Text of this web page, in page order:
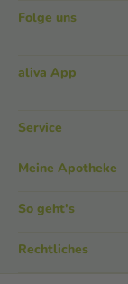
Folge uns
aliva App
Service
Meine Apotheke
So geht's
Rechtliches